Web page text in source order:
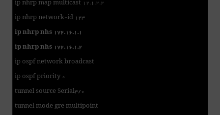
ip nhrp map multicast 12.1.2.2
ip nhrp network-id 123
ip nhrp nhs 172.16.1.1
ip nhrp nhs 172.16.1.2
ip ospf network broadcast
ip ospf priority 0
tunnel source Serial3/0
tunnel mode gre multipoint